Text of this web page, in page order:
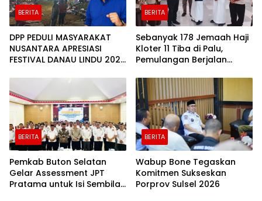
BERITA
DPP PEDULI MASYARAKAT
NUSANTARA APRESIASI
FESTIVAL DANAU LINDU 2026
DAN EKONOMI KERAKYATAN
BERITA
Sebanyak 178 Jemaah Haji
Kloter 11 Tiba di Palu,
Pemulangan Berjalan
BERITA
Pemkab Buton Selatan
Gelar Assessment JPT
Pratama untuk Isi Sembilan
BERITA
Wabup Bone Tegaskan
Komitmen Sukseskan
Porprov Sulsel 2026